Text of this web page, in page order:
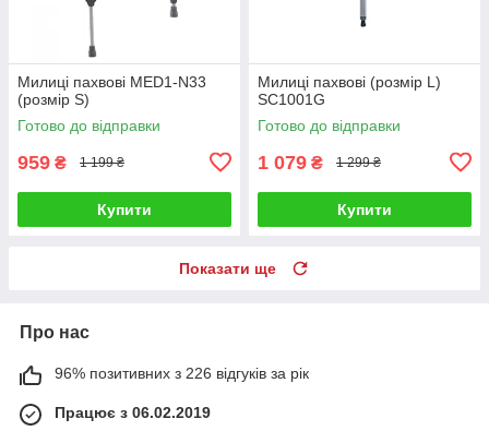
Милиці пахвові MED1-N33
(розмір S)
Готово до відправки
959 ₴ 1 199 ₴
Купити
Милиці пахвові (розмір L)
SC1001G
Готово до відправки
1 079 ₴ 1 299 ₴
Купити
Показати ще
Про нас
96% позитивних з 226 відгуків за рік
Працює з 06.02.2019